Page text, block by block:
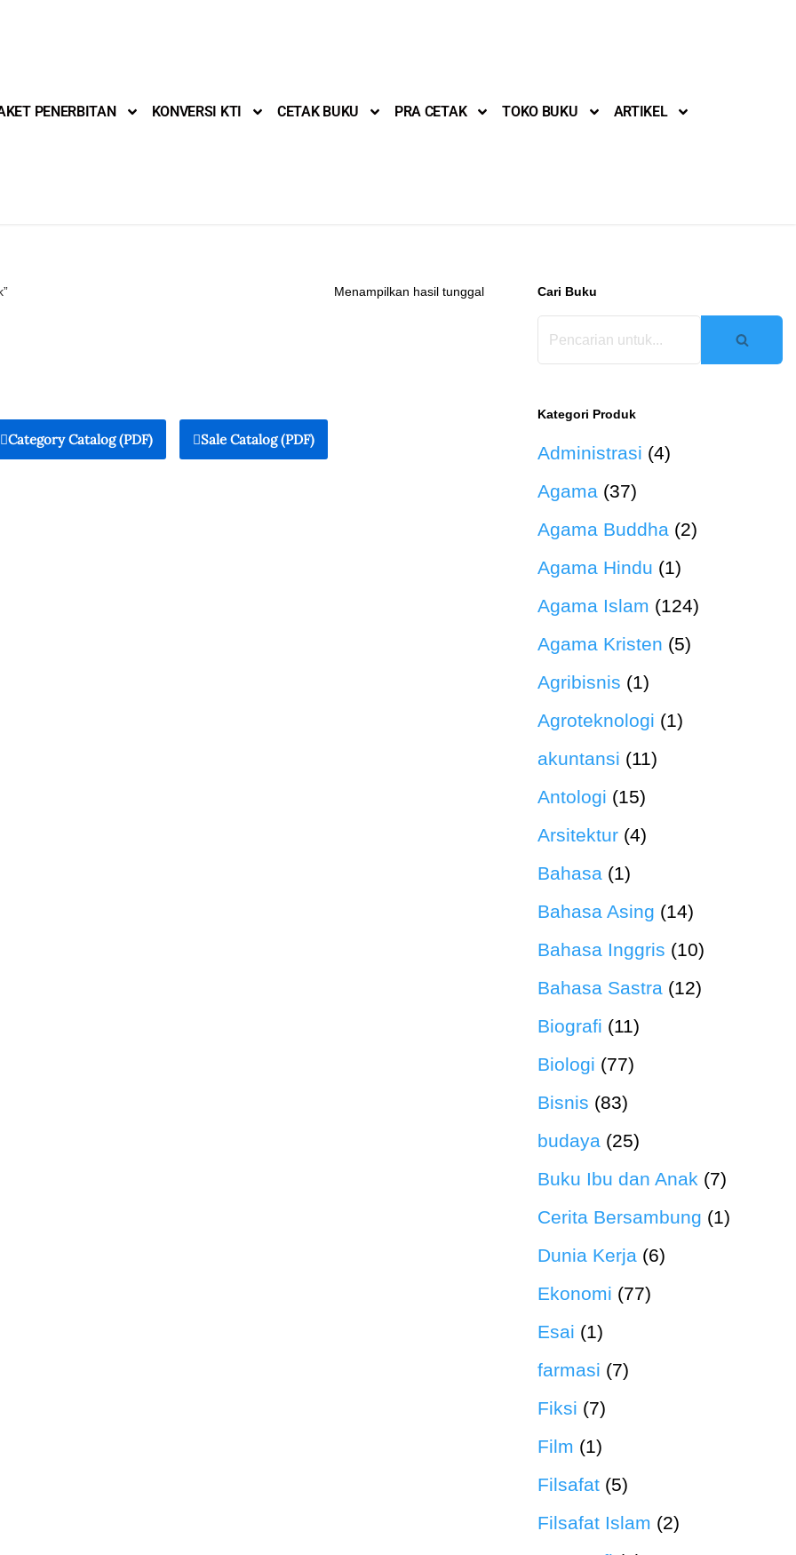
PENERBITAN KONVERSI KTI CETAK BUKU PRA CETAK TOKO BUKU ARTIKEL
Menampilkan hasil tunggal
Category Catalog (PDF) Sale Catalog (PDF)
Cari Buku
Kategori Produk
Administrasi (4)
Agama (37)
Agama Buddha (2)
Agama Hindu (1)
Agama Islam (124)
Agama Kristen (5)
Agribisnis (1)
Agroteknologi (1)
akuntansi (11)
Antologi (15)
Arsitektur (4)
Bahasa (1)
Bahasa Asing (14)
Bahasa Inggris (10)
Bahasa Sastra (12)
Biografi (11)
Biologi (77)
Bisnis (83)
budaya (25)
Buku Ibu dan Anak (7)
Cerita Bersambung (1)
Dunia Kerja (6)
Ekonomi (77)
Esai (1)
farmasi (7)
Fiksi (7)
Film (1)
Filsafat (5)
Filsafat Islam (2)